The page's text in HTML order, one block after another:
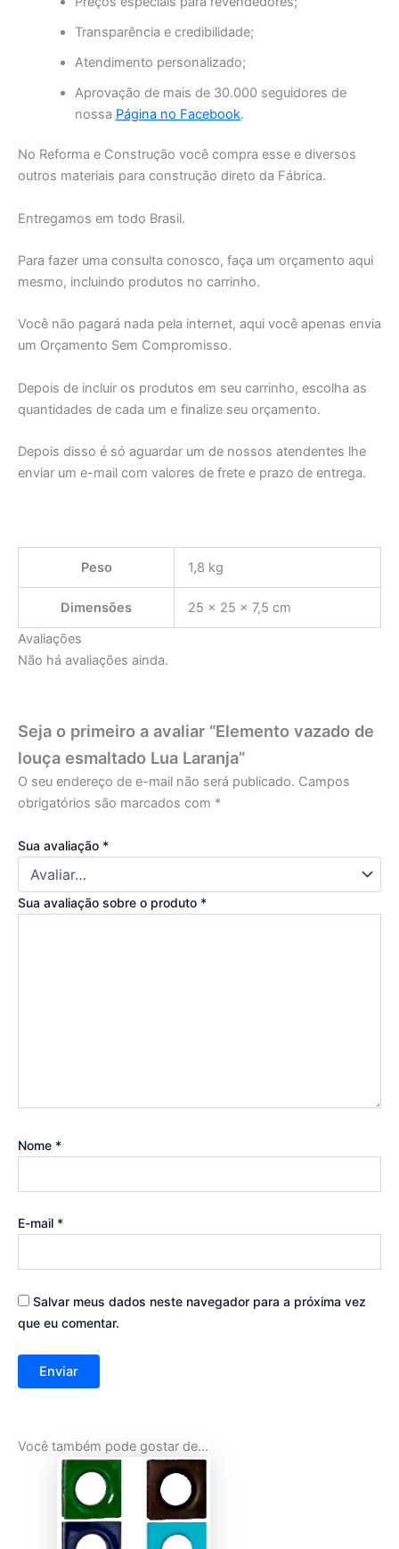
Transparência e credibilidade;
Atendimento personalizado;
Aprovação de mais de 30.000 seguidores de
nossa Página no Facebook.
No Reforma e Construção você compra esse e diversos
outros materiais para construção direto da Fábrica.
Entregamos em todo Brasil.
Para fazer uma consulta conosco, faça um orçamento aqui
mesmo, incluindo produtos no carrinho.
Você não pagará nada pela internet, aqui você apenas envia
um Orçamento Sem Compromisso.
Depois de incluir os produtos em seu carrinho, escolha as
quantidades de cada um e finalize seu orçamento.
Depois disso é só aguardar um de nossos atendentes lhe
enviar um e-mail com valores de frete e prazo de entrega.
Peso 1,8 kg
Dimensões
25 × 25 × 7,5 cm
Avaliações
Não há avaliações ainda.
Seja o primeiro a avaliar “Elemento vazado de
louça esmaltado Lua Laranja”
O seu endereço de e-mail não será publicado. Campos
obrigatórios são marcados com *
Sua avaliação *
Sua avaliação sobre o produto *
Nome *
E-mail *
Salvar meus dados neste navegador para a próxima vez
que eu comentar.
Você também pode gostar de…